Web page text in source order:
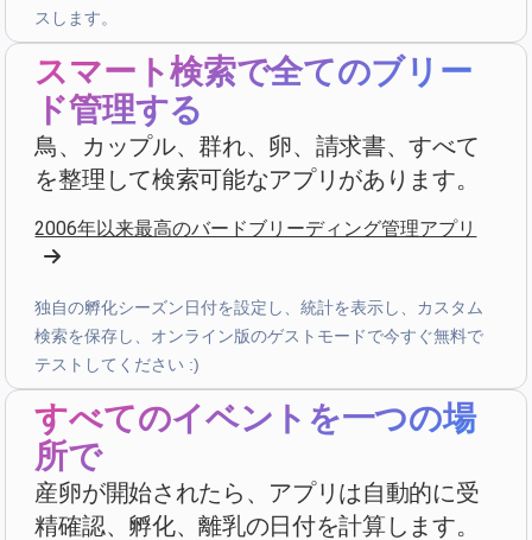
Julien
starstar starstar star_border v4.3.21
高評価 — ありがとうございます!
2 週間前
D. V ·Malta
star
3 週間前
PHILIPPE JAUFFRIT ·France
starstarstar
“Je rencontre des bugues”
3 週間前
スします。
スマート検索で全てのブリー
ド管理する
鳥、カップル、群れ、卵、請求書、すべて
を整理して検索可能なアプリがあります。
2006年以来最高のバードブリーディング管理アプリ
独自の孵化シーズン日付を設定し、統計を表示し、カスタム
検索を保存し、オンライン版のゲストモードで今すぐ無料で
テストしてください :)
すべてのイベントを一つの場
所で
産卵が開始されたら、アプリは自動的に受
精確認、孵化、離乳の日付を計算します。